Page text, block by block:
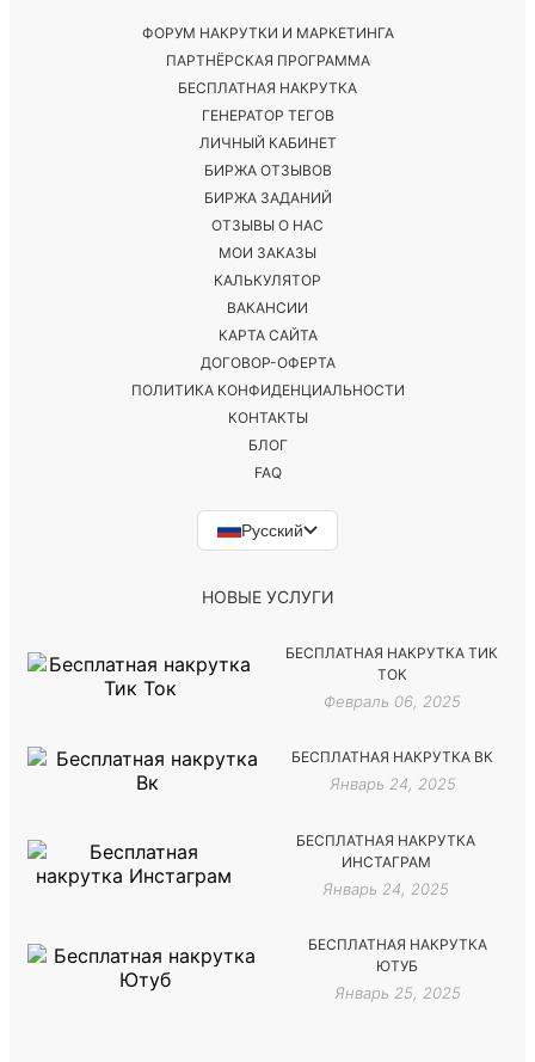
ФОРУМ НАКРУТКИ И МАРКЕТИНГА
ПАРТНЁРСКАЯ ПРОГРАММА
БЕСПЛАТНАЯ НАКРУТКА
ГЕНЕРАТОР ТЕГОВ
ЛИЧНЫЙ КАБИНЕТ
БИРЖА ОТЗЫВОВ
БИРЖА ЗАДАНИЙ
ОТЗЫВЫ О НАС
МОИ ЗАКАЗЫ
КАЛЬКУЛЯТОР
ВАКАНСИИ
КАРТА САЙТА
ДОГОВОР-ОФЕРТА
ПОЛИТИКА КОНФИДЕНЦИАЛЬНОСТИ
КОНТАКТЫ
БЛОГ
FAQ
Русский
НОВЫЕ УСЛУГИ
БЕСПЛАТНАЯ НАКРУТКА ТИК
ТОК
Февраль 06, 2025
БЕСПЛАТНАЯ НАКРУТКА ВК
Январь 24, 2025
БЕСПЛАТНАЯ НАКРУТКА
ИНСТАГРАМ
Январь 24, 2025
БЕСПЛАТНАЯ НАКРУТКА
ЮТУБ
Январь 25, 2025